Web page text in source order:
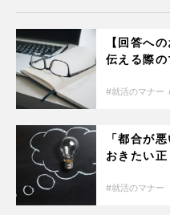
【回答へ
伝える際
就活のマナー
「都合が
おきたい
就活のマナー